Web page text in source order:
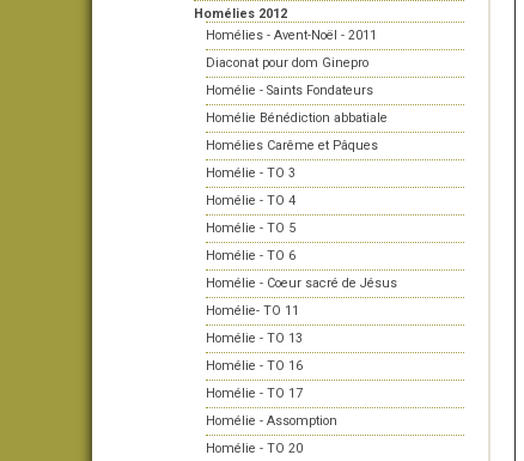
Homélies 2012
Homélies - Avent-Noël - 2011
Diaconat pour dom Ginepro
Homélie - Saints Fondateurs
Homélie Bénédiction abbatiale
Homélies Carême et Pâques
Homélie - TO 3
Homélie - TO 4
Homélie - TO 5
Homélie - TO 6
Homélie - Coeur sacré de Jésus
Homélie- TO 11
Homélie - TO 13
Homélie - TO 16
Homélie - TO 17
Homélie - Assomption
Homélie - TO 20